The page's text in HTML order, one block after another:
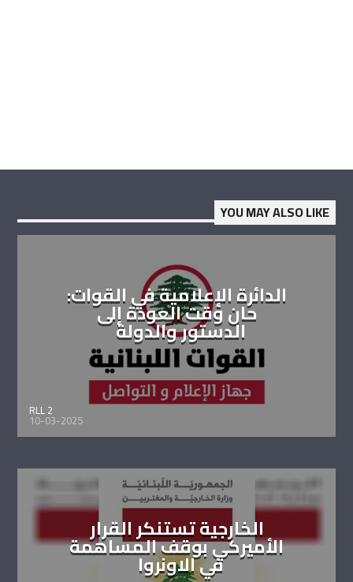
YOU MAY ALSO LIKE
الدائرة الإعلامية في القوات:
حان وقت العودة إلى
الدستور والدولة
RLL 2
10-03-2025
الخارجية تستنكر القرار
الأميركي بوقف المساهمة
في الاونروا